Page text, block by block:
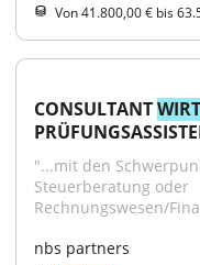
Von 41.800,00 € bis
CONSULTANT
"...mit den
Steuerberatung oder
Rechnungswesen/
nbs partners